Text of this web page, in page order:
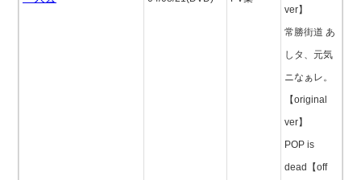
ver】
常勝街道 あ
しタ、元気
ニなぁレ。
【original
ver】
POP is
dead【off